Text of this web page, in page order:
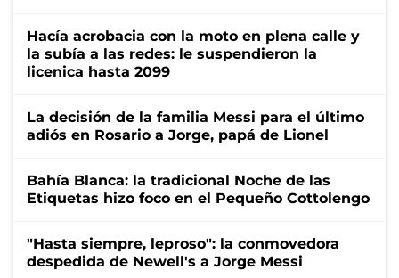
Hacía acrobacia con la moto en plena calle y
la subía a las redes: le suspendieron la
licenica hasta 2099
La decisión de la familia Messi para el último
adiós en Rosario a Jorge, papá de Lionel
Bahía Blanca: la tradicional Noche de las
Etiquetas hizo foco en el Pequeño Cottolengo
"Hasta siempre, leproso": la conmovedora
despedida de Newell's a Jorge Messi